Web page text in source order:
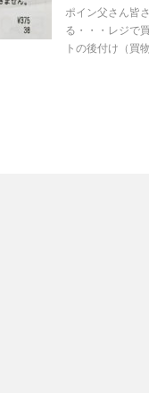
ポイン父さん皆
る・・・レジで
トの後付け（買